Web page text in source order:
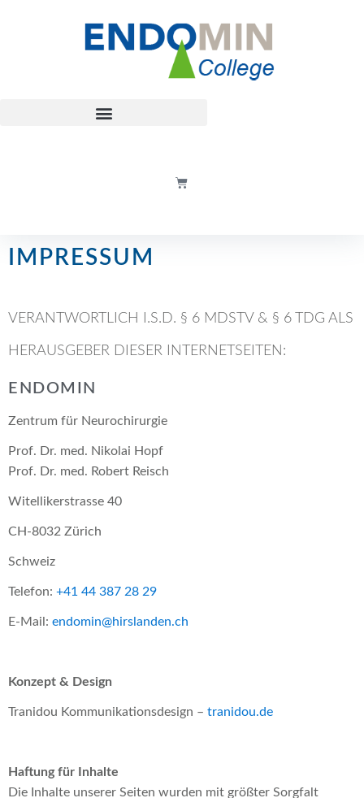
IMPRESSUM
VERANTWORTLICH I.S.D. § 6 MDSTV & § 6 TDG ALS
HERAUSGEBER DIESER INTERNETSEITEN:
ENDOMIN
Zentrum für Neurochirurgie
Prof. Dr. med. Nikolai Hopf
Prof. Dr. med. Robert Reisch
Witellikerstrasse 40
CH-8032 Zürich
Schweiz
Telefon: +41 44 387 28 29
E-Mail: endomin@hirslanden.ch
Konzept & Design
Tranidou Kommunikationsdesign – tranidou.de
Haftung für Inhalte
Die Inhalte unserer Seiten wurden mit größter Sorgfalt